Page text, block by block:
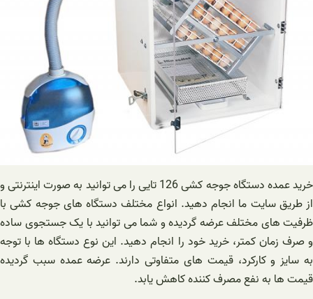
خرید عمده دستگاه جوجه کشی 126 تایی را می توانید به صورت اینترنتی و
از طریق سایت ما انجام دهید. انواع مختلف دستگاه های جوجه کشی با
ظرفیت های مختلف عرضه گردیده و شما می توانید با یک جستجوی ساده
و صرف زمان کمتر، خرید خود را انجام دهید. این نوع دستگاه ها با توجه
به سایز و کارکرد، قیمت های متفاوتی دارند. عرضه عمده سبب گردیده
قیمت ها به نفع مصرف کننده کاهش یابد.